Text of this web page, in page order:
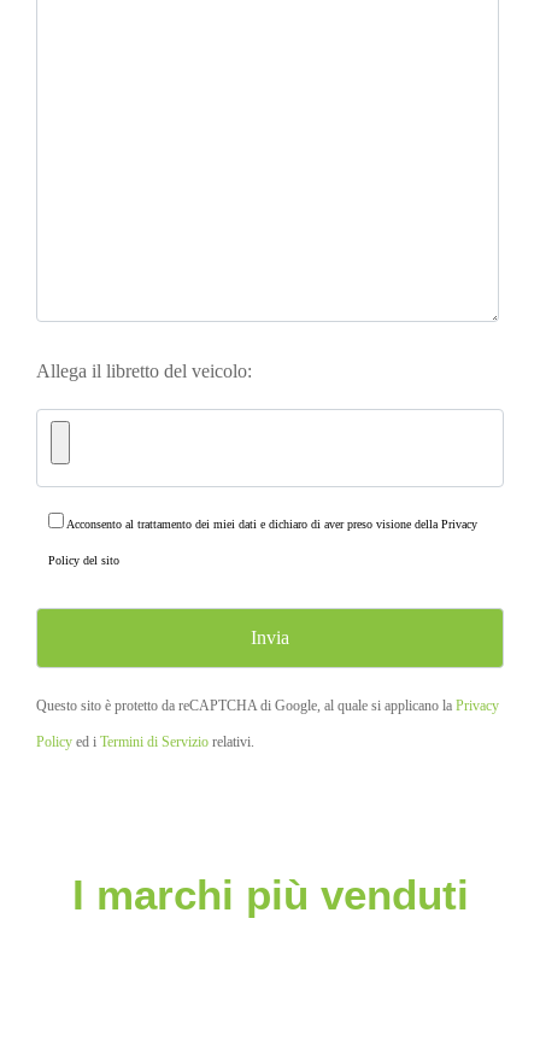
Allega il libretto del veicolo:
Acconsento al trattamento dei miei dati e dichiaro di aver preso visione dellaPrivacy
Policy del sito
Questo sito è protetto da reCAPTCHA di Google, al quale si applicano la Privacy
Policy ed i Termini di Servizio relativi.
I marchi più venduti